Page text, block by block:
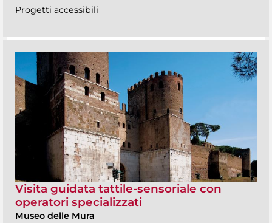
Progetti accessibili
Visita guidata tattile-sensoriale con
operatori specializzati
Museo delle Mura